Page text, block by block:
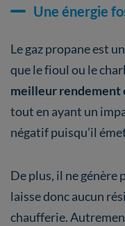
Une énergie
Le gaz propane est
que le fioul ou le
meilleur rendement
tout en ayant un
négatif puisqu’il
De plus, il ne génère
laisse donc aucun
chaufferie.